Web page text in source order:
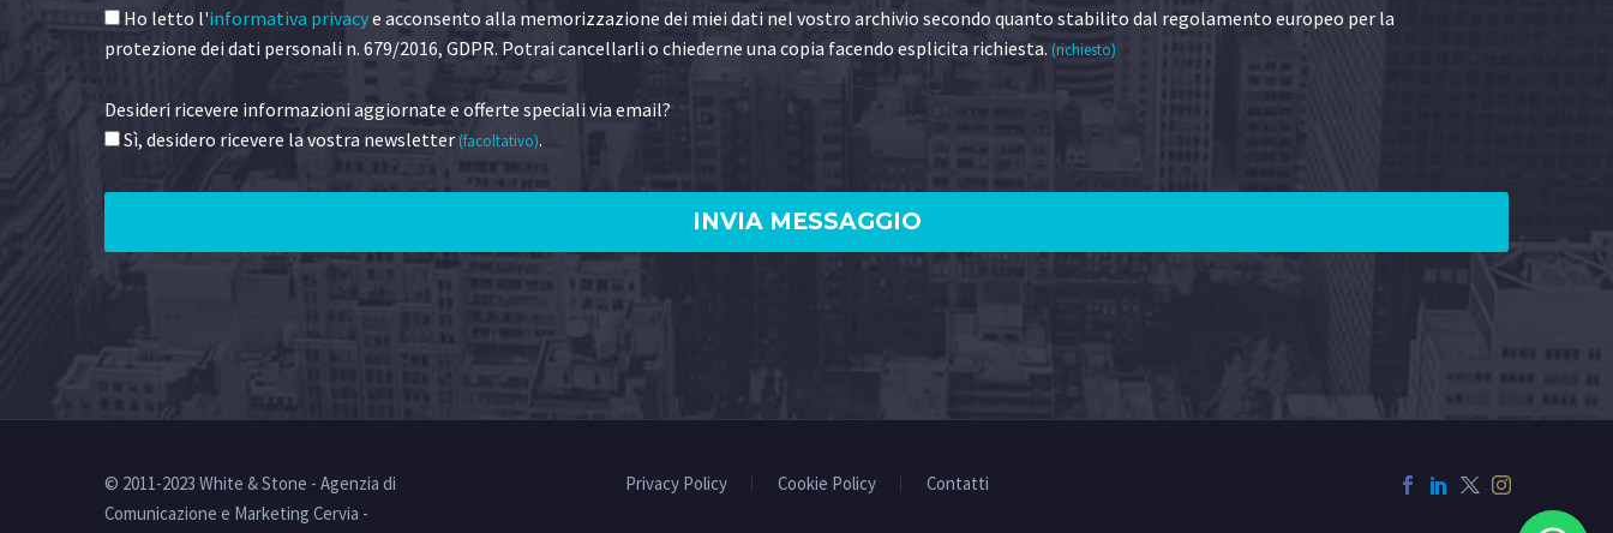
Ho letto l'informativa privacye acconsento alla memorizzazione dei miei dati nel vostro archivio secondo quanto stabilito dal regolamento europeo per la
protezione dei dati personali n. 679/2016, GDPR. Potrai cancellarli o chiederne una copia facendo esplicita richiesta. (richiesto)
Desideri ricevere informazioni aggiornate e offerte speciali via email?
Sì, desidero ricevere la vostra newsletter(facoltativo).
Privacy Policy Cookie Policy Contatti
© 2011-2023 White & Stone - Agenzia di
Comunicazione e Marketing Cervia -